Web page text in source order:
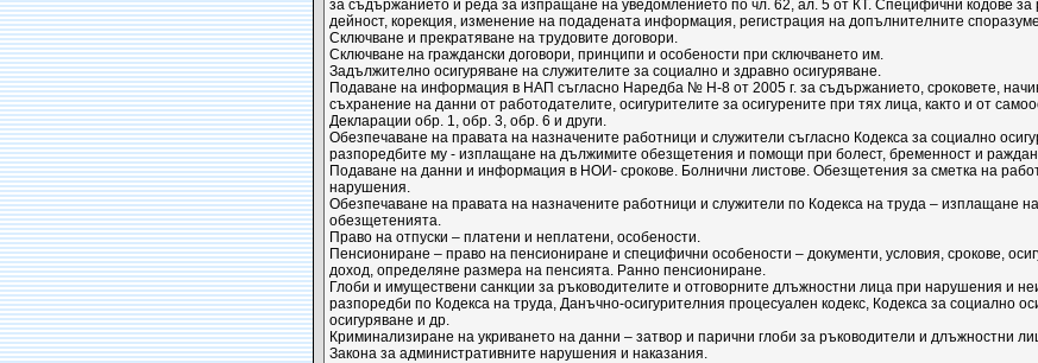
за съдържанието и реда за изпращане на уведомлението по чл. 62, ал. 5 от КТ. Специфични кодове за
дейност, корекция, изменение на подадената информация, регистрация на допълнителните
Сключване и прекратяване на трудовите договори.
Сключване на граждански договори, принципи и особености при сключването им.
Задължително осигуряване на служителите за социално и здравно осигуряване.
Подаване на информация в НАП съгласно Наредба № Н-8 от 2005 г. за съдържанието, сроковете,
съхранение на данни от работодателите, осигурителите за осигурените при тях лица, както и от
Декларации обр. 1, обр. 3, обр. 6 и други.
Обезпечаване на правата на назначените работници и служители съгласно Кодекса за социално
разпоредбите му - изплащане на дължимите обезщетения и помощи при болест, бременност и
Подаване на данни и информация в НОИ- срокове. Болнични листове. Обезщетения за сметка на
нарушения.
Обезпечаване на правата на назначените работници и служители по Кодекса на труда – изплащане
обезщетенията.
Право на отпуски – платени и неплатени, особености.
Пенсиониране – право на пенсиониране и специфични особености – документи, условия, срокове,
доход, определяне размера на пенсията. Ранно пенсиониране.
Глоби и имуществени санкции за ръководителите и отговорните длъжностни лица при нарушения и
разпоредби по Кодекса на труда, Данъчно-осигурителния процесуален кодекс, Кодекса за социално
осигуряване и др.
Криминализиране на укриването на данни – затвор и парични глоби за ръководители и длъжностни
Закона за административните нарушения и наказания.